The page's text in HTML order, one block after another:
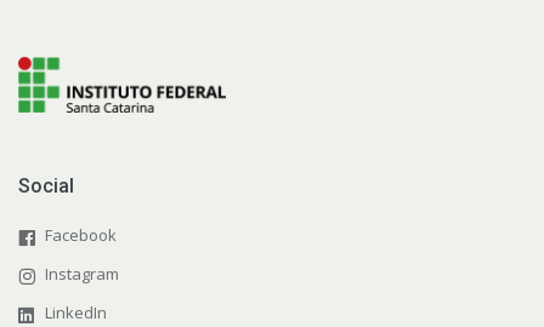
Social
Facebook
Instagram
LinkedIn